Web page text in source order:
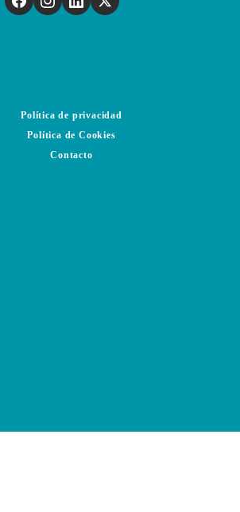
Política de privacidad
Política de Cookies
Contacto